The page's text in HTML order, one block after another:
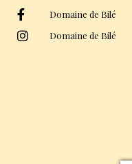
Domaine de Bilé
Domaine de Bilé